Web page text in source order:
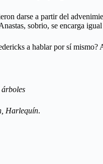
darse a partir del
sobrio, se encarga
a hablar por sí mismo?
.